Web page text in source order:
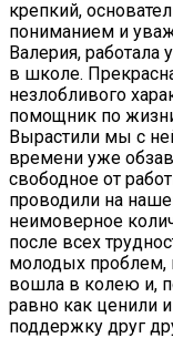
крепкий,
пониманием и
Валерия, работала
в школе.
незлобливого
помощник по
Вырастили мы с
времени уже
свободное от
проводили на
неимоверное
после всех
молодых проблем,
вошла в колею и,
равно как ценили и
поддержку друг